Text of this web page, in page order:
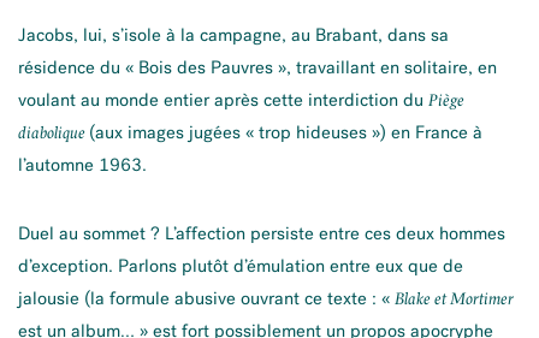
Jacobs, lui, s’isole à la campagne, au Brabant, dans sa
résidence du « Bois des Pauvres », travaillant en solitaire, en
voulant au monde entier après cette interdiction du Piège
diabolique (aux images jugées « trop hideuses ») en France à
l’automne 1963.
Duel au sommet ? L’affection persiste entre ces deux hommes
d’exception. Parlons plutôt d’émulation entre eux que de
jalousie (la formule abusive ouvrant ce texte : « Blake et Mortimer
est un album… » est fort possiblement un propos apocryphe